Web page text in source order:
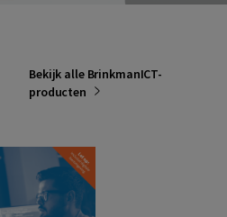
Bekijk alle BrinkmanICT-
producten